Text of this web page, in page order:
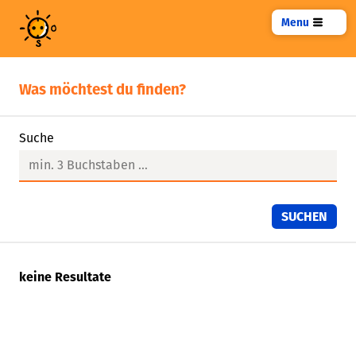
Menu
Was möchtest du finden?
Suche
keine Resultate